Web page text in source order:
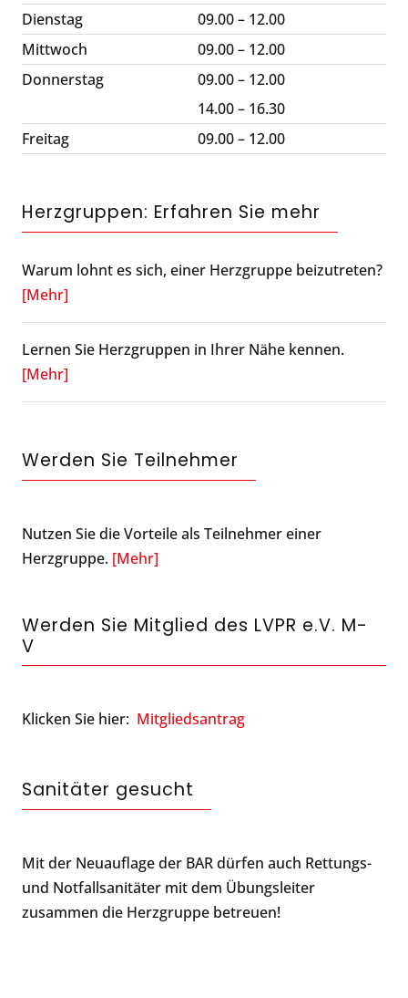
Dienstag
09.00 – 12.00
Mittwoch
09.00 – 12.00
Donnerstag
09.00 – 12.00
14.00 – 16.30
Freitag
09.00 – 12.00
Herzgruppen: Erfahren Sie mehr
Warum lohnt es sich, einer Herzgruppe beizutreten?
[Mehr]
Lernen Sie Herzgruppen in Ihrer Nähe kennen.
[Mehr]
Werden Sie Teilnehmer
Nutzen Sie die Vorteile als Teilnehmer einer
Herzgruppe. [Mehr]
Werden Sie Mitglied des LVPR e.V. M-
V
Klicken Sie hier: Mitgliedsantrag
Sanitäter gesucht
Mit der Neuauflage der BAR dürfen auch Rettungs-
und Notfallsanitäter mit dem Übungsleiter
zusammen die Herzgruppe betreuen!